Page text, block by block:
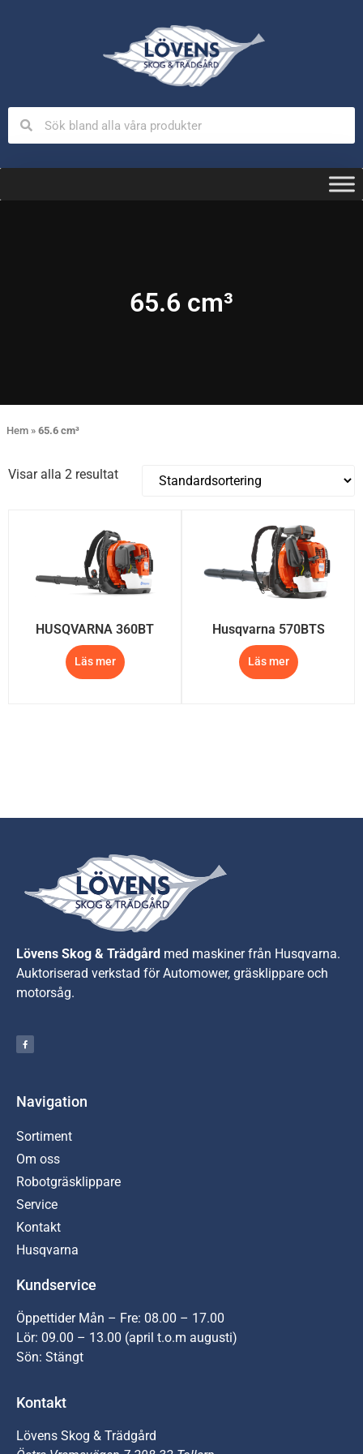
65.6 cm³
Hem » 65.6 cm³
Visar alla 2 resultat
HUSQVARNA 360BT
Läs mer
Husqvarna 570BTS
Läs mer
Lövens Skog & Trädgård med maskiner från Husqvarna.
Auktoriserad verkstad för Automower, gräsklippare och
motorsåg.
Navigation
Sortiment
Om oss
Robotgräsklippare
Service
Kontakt
Husqvarna
Kundservice
Öppettider Mån – Fre: 08.00 – 17.00
Lör: 09.00 – 13.00 (april t.o.m augusti)
Sön: Stängt
Kontakt
Lövens Skog & Trädgård